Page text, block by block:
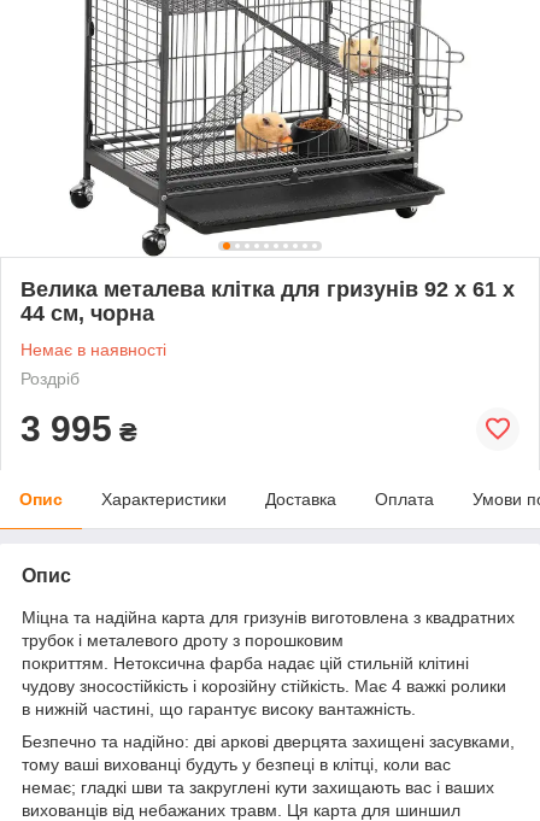
Велика металева клітка для гризунів 92 x 61 x
44 см, чорна
Немає в наявності
Роздріб
3 995 ₴
Опис Характеристики Доставка Оплата Умови
Опис
Міцна та надійна карта для гризунів виготовлена з квадратних
трубок і металевого дроту з порошковим
покриттям. Нетоксична фарба надає цій стильній клітині
чудову зносостійкість і корозійну стійкість. Має 4 важкі ролики
в нижній частині, що гарантує високу вантажність.
Безпечно та надійно: дві аркові дверцята захищені засувками,
тому ваші вихованці будуть у безпеці в клітці, коли вас
немає; гладкі шви та закруглені кути захищають вас і ваших
вихованців від небажаних травм. Ця карта для шиншил